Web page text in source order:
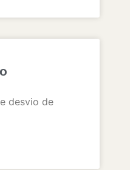
desvio de